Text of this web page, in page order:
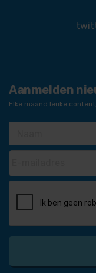
Aanmelden
Elke maand leuke